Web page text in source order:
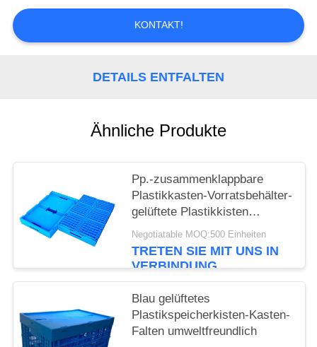
PRIVACY
KONTAKT!
DETAILS ENTFALTEN
Ähnliche Produkte
Pp.-zusammenklappbare
Plastikkasten-Vorratsbehälter-
gelüftete Plastikkisten
stapelbar
Negotiatable MOQ:500 Einheiten
TRETEN SIE MIT UNS IN
VERBINDUNG
Blau gelüftetes
Plastikspeicherkisten-Kasten-
Falten umweltfreundlich